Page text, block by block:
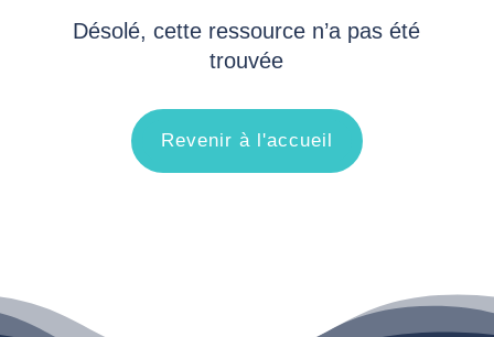
Désolé, cette ressource n’a pas été
trouvée
Revenir à l'accueil